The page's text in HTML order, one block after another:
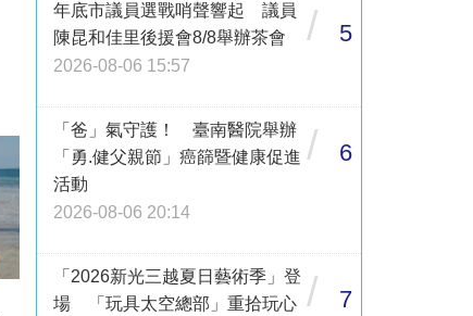
年底市議員選戰哨聲響起 議員
陳昆和佳里後援會8/8舉辦茶會
2026-08-06 15:57
/ 5
「爸」氣守護！ 臺南醫院舉辦
「勇.健父親節」癌篩暨健康促進
活動
2026-08-06 20:14
/ 6
「2026新光三越夏日藝術季」登
場 「玩具太空總部」重拾玩心 / 7